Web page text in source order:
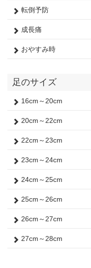
転倒予防
成長痛
おやすみ時
足のサイズ
16cm～20cm
20cm～22cm
22cm～23cm
23cm～24cm
24cm～25cm
25cm～26cm
26cm～27cm
27cm～28cm